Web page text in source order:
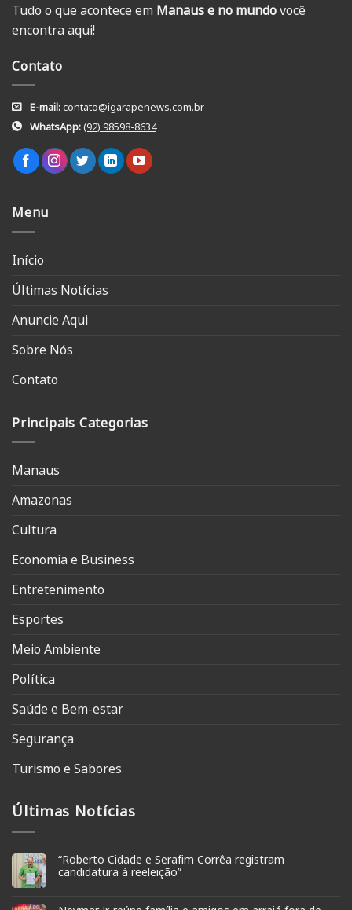
Tudo o que acontece em Manaus e no mundovocê
encontra aqui!
Contato
E-mail:contato@igarapenews.com.br
WhatsApp:(92) 98598-8634
Menu
Início
Últimas Notícias
Anuncie Aqui
Sobre Nós
Contato
Principais Categorias
Manaus
Amazonas
Cultura
Economia e Business
Entretenimento
Esportes
Meio Ambiente
Política
Saúde e Bem-estar
Segurança
Turismo e Sabores
Últimas Notícias
“Roberto Cidade e Serafim Corrêa registram
candidatura à reeleição”